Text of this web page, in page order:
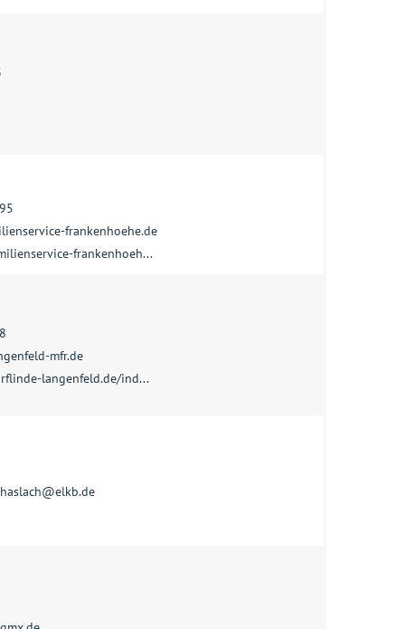
frankenhoehe.de
frankenhoeh...
mfr.de
langenfeld.de/ind...